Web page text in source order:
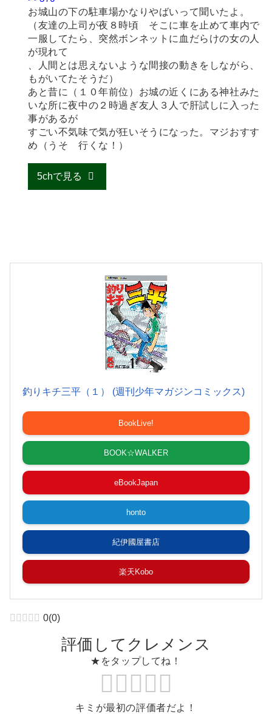
お城山の下の駐車場かなりやばいって聞いたよ。
（友達の上司が夜８時頃 そこに車を止めて車内で
一服してたら、突然ボンネットに血だらけの女の人
が現れて
、人間とは思えないような間接の動きをしながら、
もがいてたそうだ）
あと昔に（１０年前位）お城の近くにある神社みた
いな所に夜中の２時過ぎ友人３人で肝試しに入った
事があるが
すごい不気味で気が狂いそうになった。マジおすす
め（うそ 行くな！）
5chで見る
釣りキチ三平（１） (週刊少年マガジンコミックス)
BookLive!
BOOK☆WALKER
eBookJapan
honto
紀伊國屋書店
楽天Kobo
0(0)
評価してクレメンス
★をタップしてね！
キミが最初の評価者だよ！